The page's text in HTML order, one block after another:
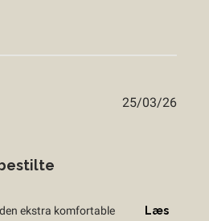
ekstra komfortable
Læs
content Tak til Yugen, Vi bestilte
25/03/26